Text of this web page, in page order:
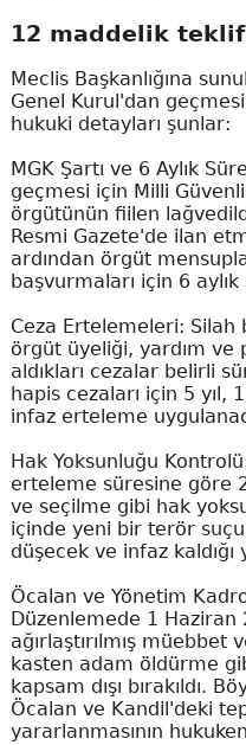
12 maddelik
Meclis Başkanlığına
Genel Kurul'dan
hukuki detayları şunlar:
MGK Şartı ve 6 Aylık
geçmesi için Milli
örgütünün fiilen
Resmi Gazete'de ilan
ardından örgüt
başvurmaları için 6
Ceza Ertelemeleri: Silah
örgüt üyeliği, yardım ve
aldıkları cezalar belirli
hapis cezaları için 5 yıl,
infaz erteleme
Hak Yoksunluğu
erteleme süresine göre
ve seçilme gibi hak
içinde yeni bir terör
düşecek ve infaz
Öcalan ve Yönetim
Düzenlemede 1 Haziran
ağırlaştırılmış
kasten adam öldürme
kapsam dışı bırakıldı.
Öcalan ve Kandil'deki
yararlanmasının